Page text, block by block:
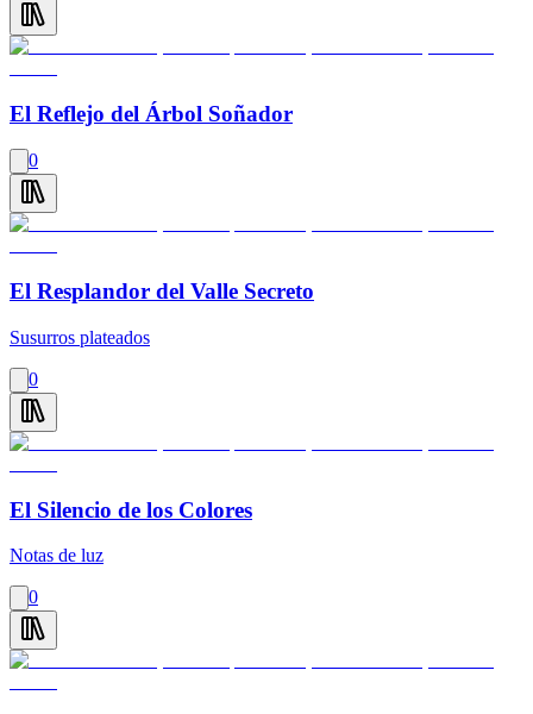
El Reflejo del Árbol Soñador
0
El Resplandor del Valle Secreto
Susurros plateados
0
El Silencio de los Colores
Notas de luz
0